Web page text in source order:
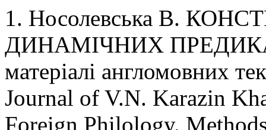
1. Носолевська В.
ДИНАМІЧНИХ
матеріалі англомовних
Journal of V.N. Karazin
Foreign Philology.